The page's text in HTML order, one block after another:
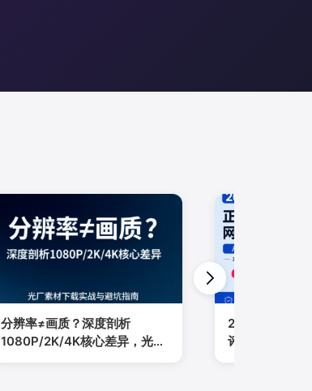
分辨率≠画质？深度剖析
1080P/2K/4K核心差异，光厂
2026正版视频
评：从光厂到